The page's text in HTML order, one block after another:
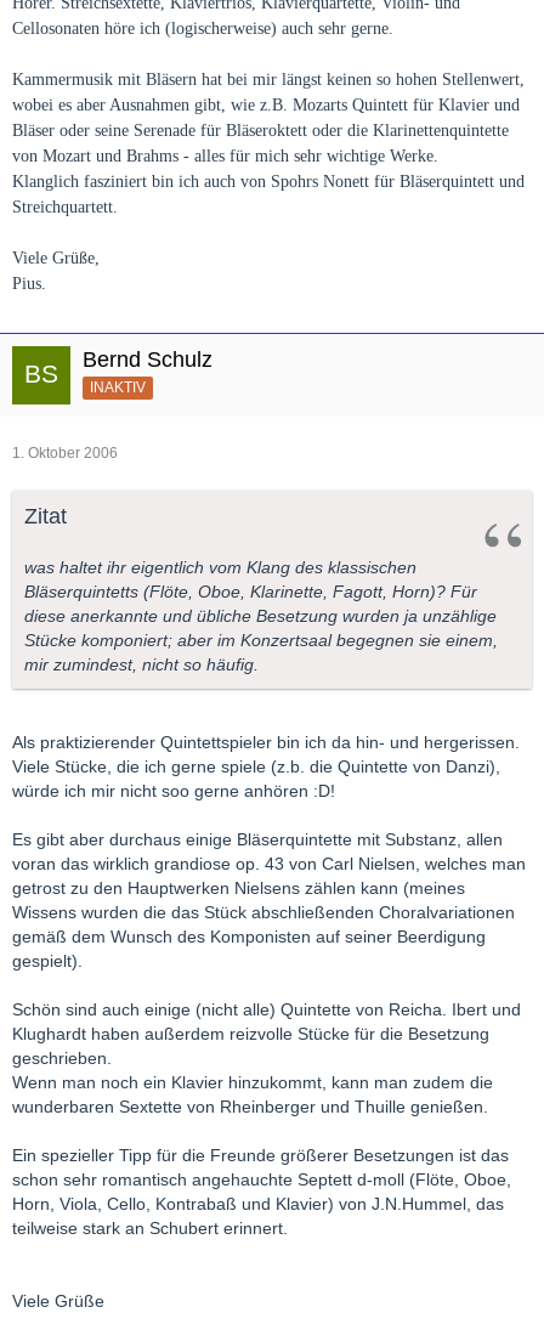
Cellosonaten höre ich (logischerweise) auch sehr gerne.
Kammermusik mit Bläsern hat bei mir längst keinen so hohen Stellenwert,
wobei es aber Ausnahmen gibt, wie z.B. Mozarts Quintett für Klavier und
Bläser oder seine Serenade für Bläseroktett oder die Klarinettenquintette
von Mozart und Brahms - alles für mich sehr wichtige Werke.
Klanglich fasziniert bin ich auch von Spohrs Nonett für Bläserquintett und
Streichquartett.
Viele Grüße,
Pius.
Bernd Schulz
INAKTIV
1. Oktober 2006
Zitat
was haltet ihr eigentlich vom Klang des klassischen
Bläserquintetts (Flöte, Oboe, Klarinette, Fagott, Horn)? Für
diese anerkannte und übliche Besetzung wurden ja unzählige
Stücke komponiert; aber im Konzertsaal begegnen sie einem,
mir zumindest, nicht so häufig.
Als praktizierender Quintettspieler bin ich da hin- und hergerissen.
Viele Stücke, die ich gerne spiele (z.b. die Quintette von Danzi),
würde ich mir nicht soo gerne anhören :D!
Es gibt aber durchaus einige Bläserquintette mit Substanz, allen
voran das wirklich grandiose op. 43 von Carl Nielsen, welches man
getrost zu den Hauptwerken Nielsens zählen kann (meines
Wissens wurden die das Stück abschließenden Choralvariationen
gemäß dem Wunsch des Komponisten auf seiner Beerdigung
gespielt).
Schön sind auch einige (nicht alle) Quintette von Reicha. Ibert und
Klughardt haben außerdem reizvolle Stücke für die Besetzung
geschrieben.
Wenn man noch ein Klavier hinzukommt, kann man zudem die
wunderbaren Sextette von Rheinberger und Thuille genießen.
Ein spezieller Tipp für die Freunde größerer Besetzungen ist das
schon sehr romantisch angehauchte Septett d-moll (Flöte, Oboe,
Horn, Viola, Cello, Kontrabaß und Klavier) von J.N.Hummel, das
teilweise stark an Schubert erinnert.
Viele Grüße